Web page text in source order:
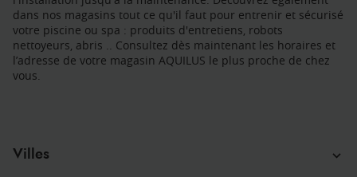
dans nos magasins tout ce qu'il faut pour entrenir et sécurisé
votre piscine ou spa : produits d'entretiens, robots
nettoyeurs, abris .. Consultez dès maintenant les horaires et
l’adresse de votre magasin AQUILUS le plus proche de chez
vous.
Villes